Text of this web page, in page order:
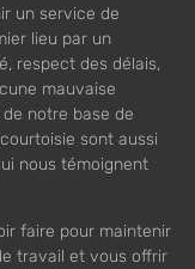
un service de
lieu par un
respect des délais,
mauvaise
notre base de
sont aussi
nous témoignent
faire pour maintenir
travail et vous offrir